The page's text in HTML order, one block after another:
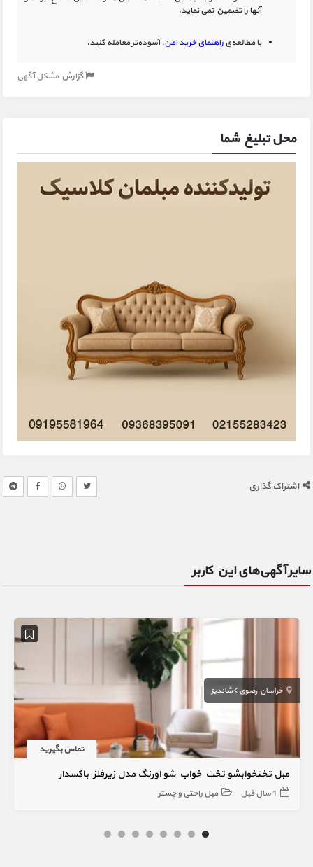
آنها را تضمین نمی نماید.
با مطالعه‌یراهنمای خرید امن، آسوده‌تر معامله کنید.
گزارش مشکل آگهی
محل تبلیغ شما
اشتراک گذاری
سایر آگهی‌های این کاربر
خراسان رضوی شاندیز
تماس بگیرید
مبل تختخوابشو تخت خواب شو اورنگ مدل زیرفلز باکسدار
1 سال قبل مبل راحتی و چستر